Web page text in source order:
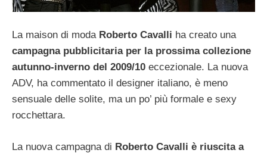
La maison di moda Roberto Cavalli ha creato una
campagna pubblicitaria per la prossima collezione
autunno-inverno del 2009/10 eccezionale. La nuova
ADV, ha commentato il designer italiano, è meno
sensuale delle solite, ma un po’ più formale e sexy
rocchettara.
La nuova campagna di Roberto Cavalli è riuscita a